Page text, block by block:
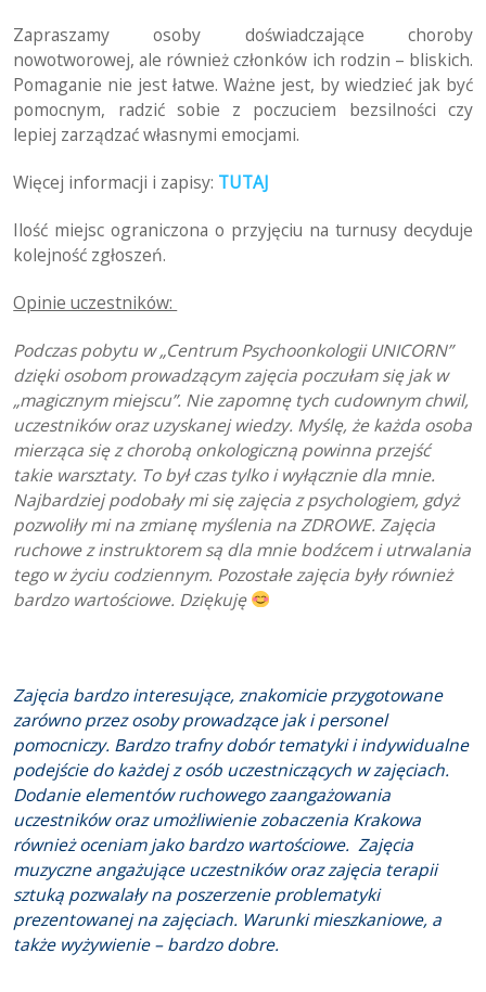
Zapraszamy osoby doświadczające choroby
nowotworowej, ale również członków ich rodzin – bliskich.
Pomaganie nie jest łatwe. Ważne jest, by wiedzieć jak być
pomocnym, radzić sobie z poczuciem bezsilności czy
lepiej zarządzać własnymi emocjami.
Więcej informacji i zapisy: TUTAJ
Ilość miejsc ograniczona o przyjęciu na turnusy decyduje
kolejność zgłoszeń.
Opinie uczestników:
Podczas pobytu w „Centrum Psychoonkologii UNICORN”
dzięki osobom prowadzącym zajęcia poczułam się jak w
„magicznym miejscu”. Nie zapomnę tych cudownym chwil,
uczestników oraz uzyskanej wiedzy. Myślę, że każda osoba
mierząca się z chorobą onkologiczną powinna przejść
takie warsztaty. To był czas tylko i wyłącznie dla mnie.
Najbardziej podobały mi się zajęcia z psychologiem, gdyż
pozwoliły mi na zmianę myślenia na ZDROWE. Zajęcia
ruchowe z instruktorem są dla mnie bodźcem i utrwalania
tego w życiu codziennym. Pozostałe zajęcia były również
bardzo wartościowe. Dziękuję
Zajęcia bardzo interesujące, znakomicie przygotowane
zarówno przez osoby prowadzące jak i personel
pomocniczy. Bardzo trafny dobór tematyki i indywidualne
podejście do każdej z osób uczestniczących w zajęciach.
Dodanie elementów ruchowego zaangażowania
uczestników oraz umożliwienie zobaczenia Krakowa
również oceniam jako bardzo wartościowe. Zajęcia
muzyczne angażujące uczestników oraz zajęcia terapii
sztuką pozwalały na poszerzenie problematyki
prezentowanej na zajęciach. Warunki mieszkaniowe, a
także wyżywienie – bardzo dobre.